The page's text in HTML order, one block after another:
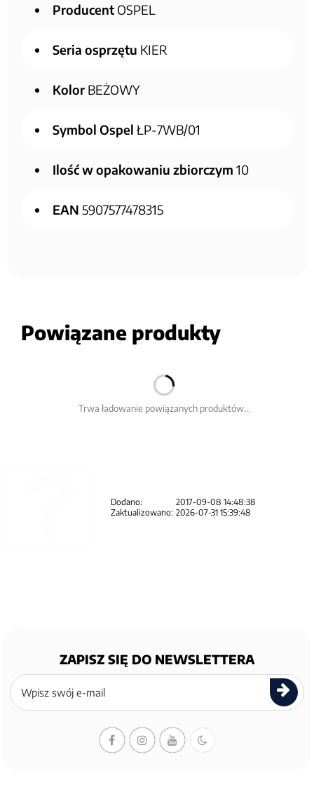
Producent OSPEL
Seria osprzętu KIER
Kolor BEŻOWY
Symbol Ospel ŁP-7WB/01
Ilość w opakowaniu zbiorczym 10
EAN 5907577478315
Powiązane produkty
Trwa ładowanie powiązanych produktów...
Dodano:
2017-09-08 14:48:38
Zaktualizowano: 2026-07-31 15:39:48
ZAPISZ SIĘ DO NEWSLETTERA
Zapisz
się
newslettera